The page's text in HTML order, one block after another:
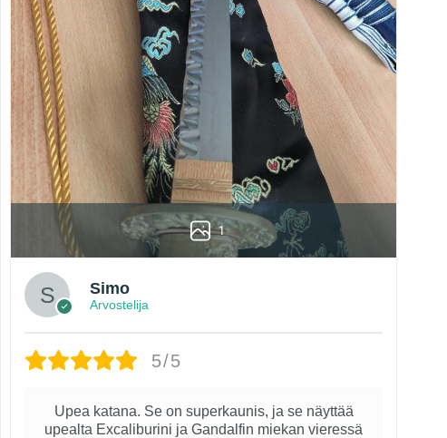
1
Simo
Arvostelija
5/5
Upea katana. Se on superkaunis, ja se näyttää
upealta Excaliburini ja Gandalfin miekan vieressä